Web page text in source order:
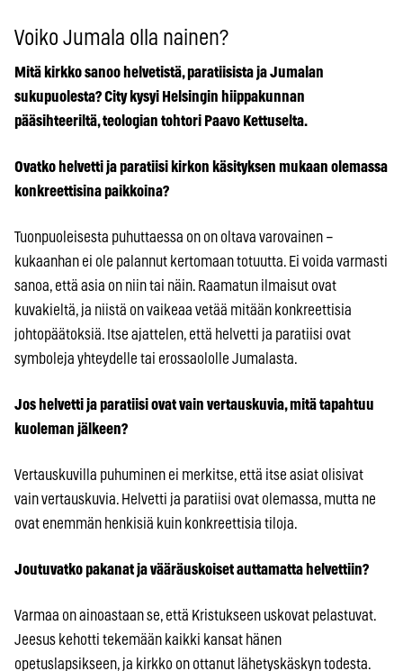
Voiko Jumala olla nainen?
Mitä kirkko sanoo helvetistä, paratiisista ja Jumalan
sukupuolesta? City kysyi Helsingin hiippakunnan
pääsihteeriltä, teologian tohtori Paavo Kettuselta.
Ovatko helvetti ja paratiisi kirkon käsityksen mukaan olemassa
konkreettisina paikkoina?
Tuonpuoleisesta puhuttaessa on on oltava varovainen –
kukaanhan ei ole palannut kertomaan totuutta. Ei voida varmasti
sanoa, että asia on niin tai näin. Raamatun ilmaisut ovat
kuvakieltä, ja niistä on vaikeaa vetää mitään konkreettisia
johtopäätoksiä. Itse ajattelen, että helvetti ja paratiisi ovat
symboleja yhteydelle tai erossaololle Jumalasta.
Jos helvetti ja paratiisi ovat vain vertauskuvia, mitä tapahtuu
kuoleman jälkeen?
Vertauskuvilla puhuminen ei merkitse, että itse asiat olisivat
vain vertauskuvia. Helvetti ja paratiisi ovat olemassa, mutta ne
ovat enemmän henkisiä kuin konkreettisia tiloja.
Joutuvatko pakanat ja vääräuskoiset auttamatta helvettiin?
Varmaa on ainoastaan se, että Kristukseen uskovat pelastuvat.
Jeesus kehotti tekemään kaikki kansat hänen
opetuslapsikseen, ja kirkko on ottanut lähetyskäskyn todesta.